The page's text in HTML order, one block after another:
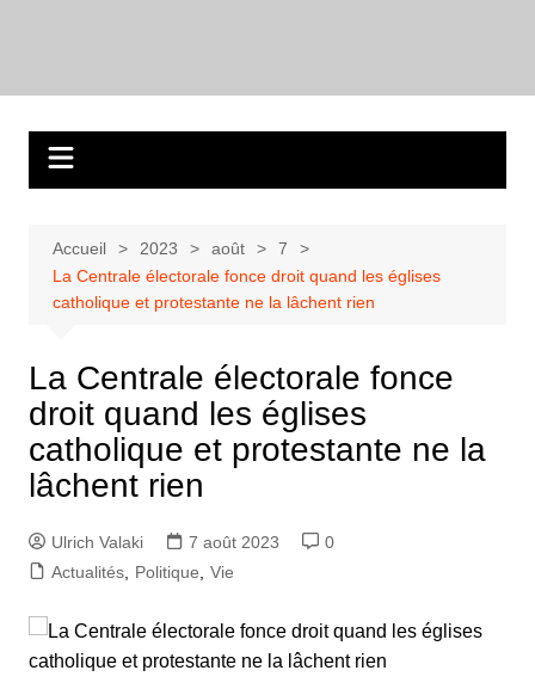
Accueil 2023 août
7
La Centrale électorale fonce droit quand les églises
catholique et protestante ne la lâchent rien
La Centrale électorale fonce
droit quand les églises
catholique et protestante ne la
lâchent rien
Ulrich Valaki 7 août 2023
0
Actualités, Politique Vie